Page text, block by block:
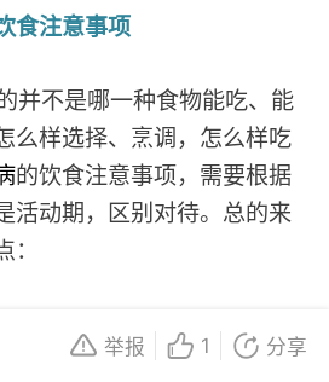
食注意事项
并不是哪一种食物能吃、能
么样选择、烹调，怎么样吃
的饮食注意事项，需要根据
活动期，区别对待。总的来
质，再降解为小分子，以利
举报 1 分享